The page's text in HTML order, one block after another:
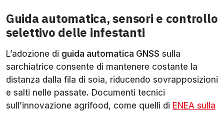
Guida automatica, sensori e controllo
selettivo delle infestanti
L’adozione di guida automatica GNSS sulla
sarchiatrice consente di mantenere costante la
distanza dalla fila di soia, riducendo sovrapposizioni
e salti nelle passate. Documenti tecnici
sull’innovazione agrifood, come quelli di ENEA sulla